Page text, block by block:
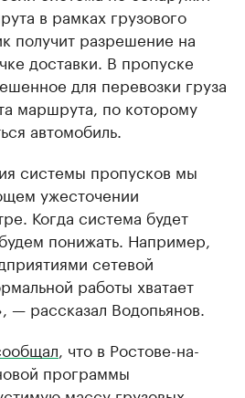
в рамках грузового
получит разрешение на
доставки. В пропуске
для перевозки груза
маршрута, по которому
автомобиль.
системы пропусков мы
ужесточении
Когда система будет
понижать. Например,
сетевой
работы хватает
— рассказал Водопьянов.
, что в Ростове-на-
программы